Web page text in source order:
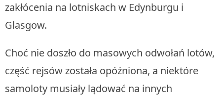
zakłócenia na lotniskach w Edynburgu i
Glasgow.
Choć nie doszło do masowych odwołań lotów,
część rejsów została opóźniona, a niektóre
samoloty musiały lądować na innych